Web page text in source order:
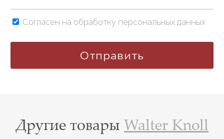
Согласен на обработку персональных данных
Другие товары Walter Knoll